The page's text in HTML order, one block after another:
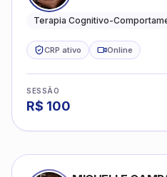
clareza e sentido,
Terapia Cognitivo-
CRP ativo Online
SESSÃO
R$ 100